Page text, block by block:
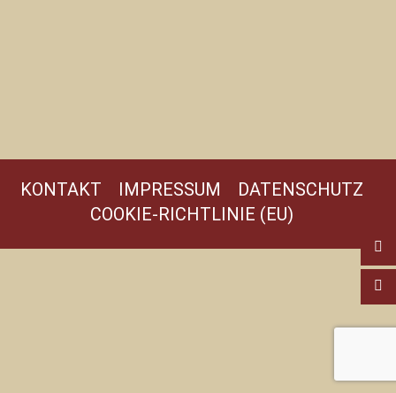
KONTAKT IMPRESSUM
DATENSCHUTZ
COOKIE-RICHTLINIE (EU)